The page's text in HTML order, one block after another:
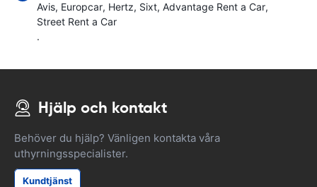
Avis Europcar Hertz Sixt Advantage Rent a Car
Street Rent a Car
.
Hjälp och kontakt
Behöver du hjälp? Vänligen kontakta våra
uthyrningsspecialister.
Kundtjänst